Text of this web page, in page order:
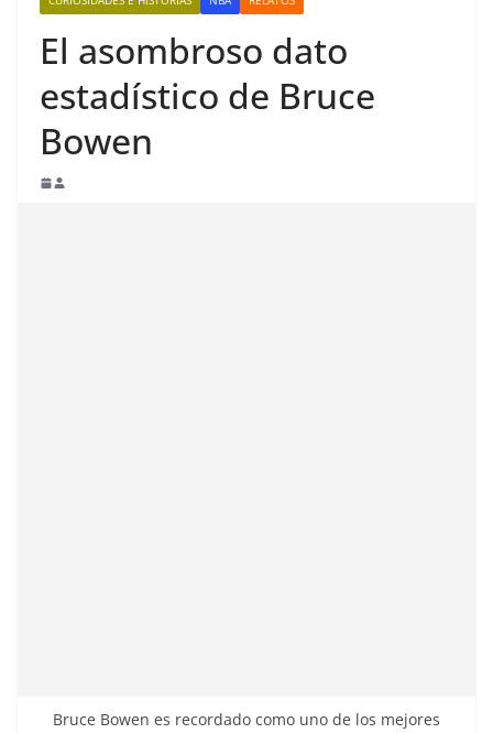
El asombroso dato
estadístico de Bruce
Bowen
Bruce Bowen es recordado como uno de los mejores